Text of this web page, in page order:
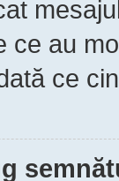
ce au
ce